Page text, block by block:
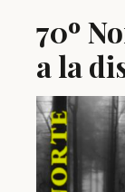
70º
a la